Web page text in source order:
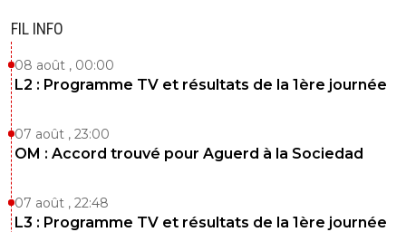
FIL INFO
08 août , 00:00
L2 : Programme TV et résultats de la 1ère journée
07 août , 23:00
OM : Accord trouvé pour Aguerd à la Sociedad
07 août , 22:48
L3 : Programme TV et résultats de la 1ère journée